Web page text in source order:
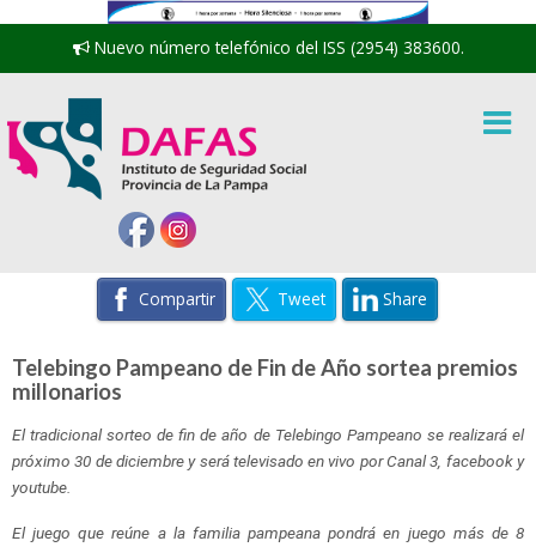
Nuevo número telefónico del ISS (2954) 383600.
Compartir Tweet Share
Telebingo Pampeano de Fin de Año sortea premios
millonarios
El tradicional sorteo de fin de año de Telebingo Pampeano se realizará el
próximo 30 de diciembre y será televisado en vivo por Canal 3, facebook y
youtube.
El juego que reúne a la familia pampeana pondrá en juego más de 8